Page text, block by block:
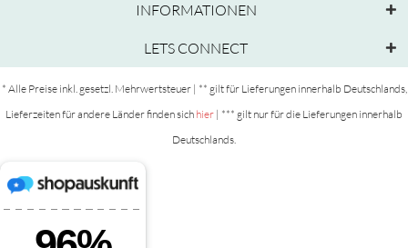
INFORMATIONEN
LETS CONNECT
* Alle Preise inkl. gesetzl. Mehrwertsteuer | ** gilt für Lieferungen innerhalb Deutschlands,
Lieferzeiten für andere Länder finden sich hier | *** gilt nur für die Lieferungen innerhalb
Deutschlands.